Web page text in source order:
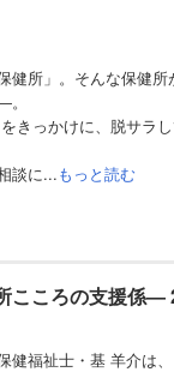
健所」。そんな保健所
きっかけに、脱サラ
談に...もっと読む
こころの支援係―
健福祉士・基 羊介は